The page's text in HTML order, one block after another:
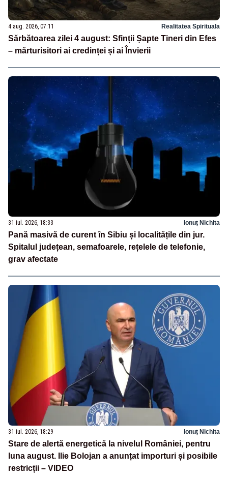
4 aug. 2026, 07:11 Realitatea Spirituala
Sărbătoarea zilei 4 august: Sfinții Șapte Tineri din Efes
– mărturisitori ai credinței și ai Învierii
31 iul. 2026, 18:33 Ionuț Nichita
Pană masivă de curent în Sibiu și localitățile din jur.
Spitalul județean, semafoarele, rețelele de telefonie,
grav afectate
31 iul. 2026, 18:29 Ionuț Nichita
Stare de alertă energetică la nivelul României, pentru
luna august. Ilie Bolojan a anunțat importuri și posibile
restricții – VIDEO